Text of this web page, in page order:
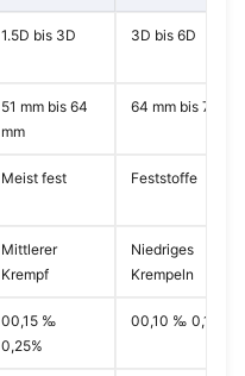
1.5D bis 3D 3D bis 6D
51 mm bis 64
mm
64 mm bis 76 mm
Meist fest Feststoffe
Mittlerer
Krempf
Niedriges
Krempeln
00,15 ‰
0,25%
00,10 ‰ 0,15%